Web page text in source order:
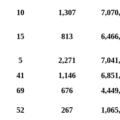
10 1,307
15 813
5 2,271
41 1,146
69 676
52 267